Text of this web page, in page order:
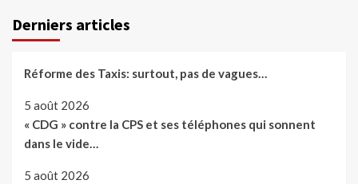
Derniers articles
Réforme des Taxis: surtout, pas de vagues…
5 août 2026
« CDG » contre la CPS et ses téléphones qui sonnent
dans le vide…
5 août 2026